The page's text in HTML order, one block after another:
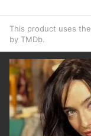
This product uses the
by TMDb.